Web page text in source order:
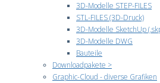
3D-Modelle STEP-FILES
STL-FILES (3D-Druck)
3D-Modelle SketchUp
3D-Modelle DWG
Bauteile
Downloadpakete >
Graphic-Cloud - diverse Grafiken